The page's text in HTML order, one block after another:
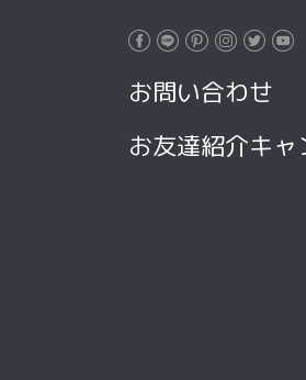
お問い合わせ
お友達紹介キャ